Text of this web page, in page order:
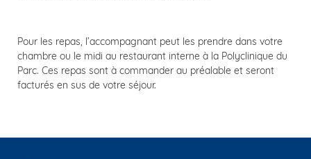
Pour les repas, l’accompagnant peut les prendre dans votre
chambre ou le midi au restaurant interne à la Polyclinique du
Parc. Ces repas sont à commander au préalable et seront
facturés en sus de votre séjour.